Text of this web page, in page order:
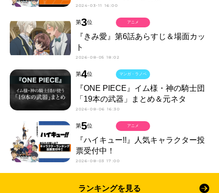
2024-03-11 16:00
第3位
『きみ愛』第6話あらすじ＆場面カッ
ト
2026-08-05 18:02
アニメ
第4位
『ONE PIECE』イム様・神の騎士団
「19本の武器」まとめ＆元ネタ
2026-08-06 16:30
マンガ・ラノベ
第5位
『ハイキュー!!』人気キャラクター投
票受付中！
2026-08-03 17:00
アニメ
ランキングを見る